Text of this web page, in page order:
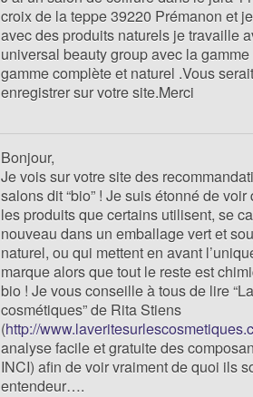
croix de la teppe 39220 Prémanon et
avec des produits naturels je travaille
universal beauty group avec la
gamme complète et naturel .Vous
enregistrer sur votre site.Merci
Bonjour,
Je vois sur votre site des
salons dit “bio” ! Je suis étonné de
les produits que certains utilisent, se
nouveau dans un emballage vert et
naturel, ou qui mettent en avant
marque alors que tout le reste est
bio ! Je vous conseille à tous de lire
cosmétiques” de Rita Stiens
(http://
analyse facile et gratuite des
INCI) afin de voir vraiment de quoi ils
entendeur….